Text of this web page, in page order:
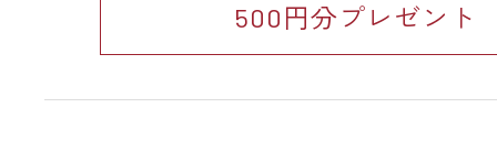
500円分プレゼント